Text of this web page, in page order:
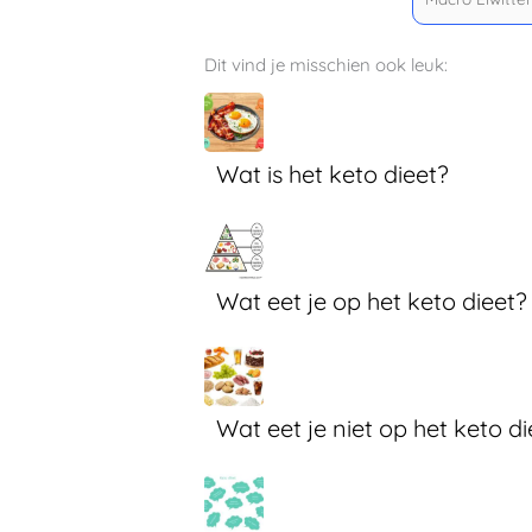
Dit vind je misschien ook leuk:
Wat is het keto dieet?
Wat eet je op het keto dieet?
Wat eet je niet op het keto